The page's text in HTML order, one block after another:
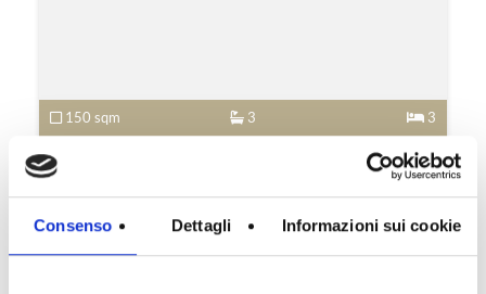
Consenso Dettagli Informazioni sui cookie
150 sqm 3 3
Via Muraro Roana
PURCHASE PRICE:510.000 €